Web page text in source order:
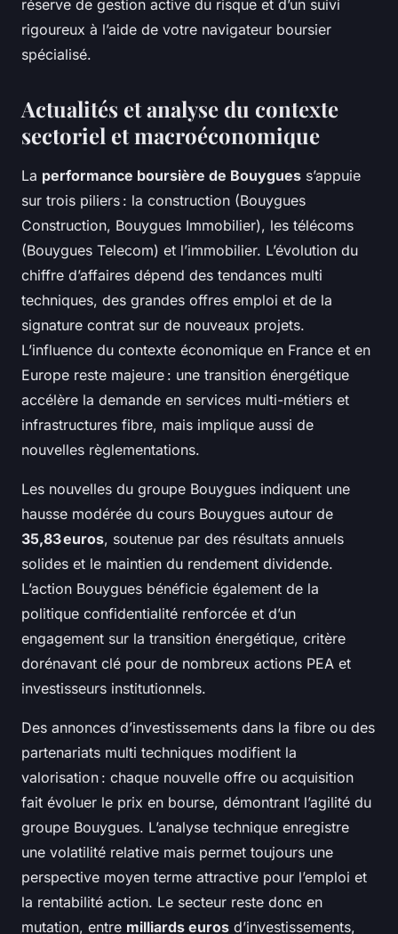
réserve de gestion active du risque et d’un suivi
rigoureux à l’aide de votre navigateur boursier
spécialisé.
Actualités et analyse du contexte
sectoriel et macroéconomique
La performance boursière de Bouygues s’appuie
sur trois piliers : la construction (Bouygues
Construction, Bouygues Immobilier), les télécoms
(Bouygues Telecom) et l’immobilier. L’évolution du
chiffre d’affaires dépend des tendances multi
techniques, des grandes offres emploi et de la
signature contrat sur de nouveaux projets.
L’influence du contexte économique en France et en
Europe reste majeure : une transition énergétique
accélère la demande en services multi-métiers et
infrastructures fibre, mais implique aussi de
nouvelles règlementations.
Les nouvelles du groupe Bouygues indiquent une
hausse modérée du cours Bouygues autour de
35,83 euros, soutenue par des résultats annuels
solides et le maintien du rendement dividende.
L’action Bouygues bénéficie également de la
politique confidentialité renforcée et d’un
engagement sur la transition énergétique, critère
dorénavant clé pour de nombreux actions PEA et
investisseurs institutionnels.
Des annonces d’investissements dans la fibre ou des
partenariats multi techniques modifient la
valorisation : chaque nouvelle offre ou acquisition
fait évoluer le prix en bourse, démontrant l’agilité du
groupe Bouygues. L’analyse technique enregistre
une volatilité relative mais permet toujours une
perspective moyen terme attractive pour l’emploi et
la rentabilité action. Le secteur reste donc en
mutation, entre milliards euros d’investissements,